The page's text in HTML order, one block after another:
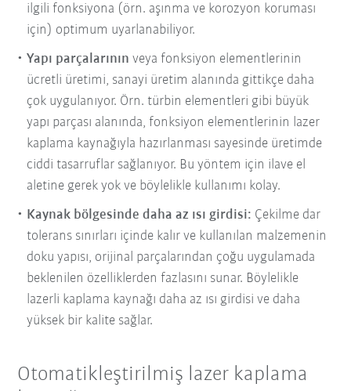
ilgili fonksiyona (örn. aşınma ve korozyon koruması
için) optimum uyarlanabiliyor.
Yapı parçalarının veya fonksiyon elementlerinin
ücretli üretimi, sanayi üretim alanında gittikçe daha
çok uygulanıyor. Örn. türbin elementleri gibi büyük
yapı parçası alanında, fonksiyon elementlerinin lazer
kaplama kaynağıyla hazırlanması sayesinde üretimde
ciddi tasarruflar sağlanıyor. Bu yöntem için ilave el
aletine gerek yok ve böylelikle kullanımı kolay.
Kaynak bölgesinde daha az ısı girdisi: Çekilme dar
tolerans sınırları içinde kalır ve kullanılan malzemenin
doku yapısı, orijinal parçalarından çoğu uygulamada
beklenilen özelliklerden fazlasını sunar. Böylelikle
lazerli kaplama kaynağı daha az ısı girdisi ve daha
yüksek bir kalite sağlar.
Otomatikleştirilmiş lazer kaplama